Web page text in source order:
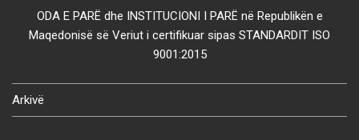
ODA E PARË dhe INSTITUCIONI I PARË në Republikën e
Maqedonisë së Veriut i certifikuar sipas STANDARDIT ISO
9001:2015
Arkivë